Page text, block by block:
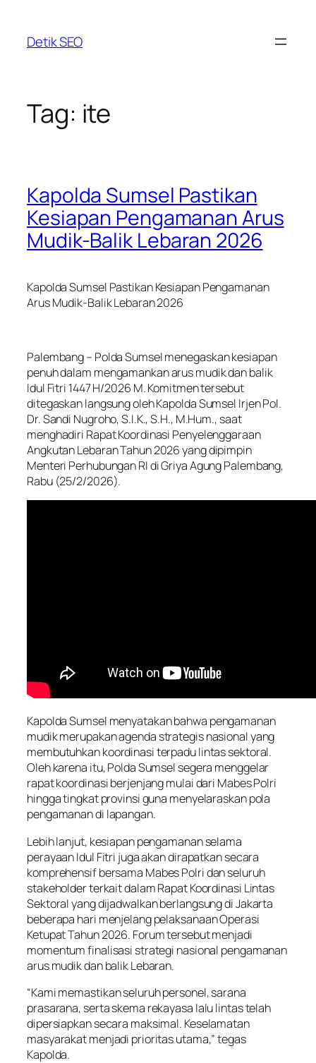
content
Detik SEO
Tag: ite
Kapolda Sumsel Pastikan
Kesiapan Pengamanan Arus
Mudik-Balik Lebaran 2026
Kapolda Sumsel Pastikan Kesiapan Pengamanan
Arus Mudik-Balik Lebaran 2026
Palembang – Polda Sumsel menegaskan kesiapan
penuh dalam mengamankan arus mudik dan balik
Idul Fitri 1447 H/2026 M. Komitmen tersebut
ditegaskan langsung oleh Kapolda Sumsel Irjen Pol.
Dr. Sandi Nugroho, S.I.K., S.H., M.Hum., saat
menghadiri Rapat Koordinasi Penyelenggaraan
Angkutan Lebaran Tahun 2026 yang dipimpin
Menteri Perhubungan RI di Griya Agung Palembang,
Rabu (25/2/2026).
Kapolda Sumsel menyatakan bahwa pengamanan
mudik merupakan agenda strategis nasional yang
membutuhkan koordinasi terpadu lintas sektoral.
Oleh karena itu, Polda Sumsel segera menggelar
rapat koordinasi berjenjang mulai dari Mabes Polri
hingga tingkat provinsi guna menyelaraskan pola
pengamanan di lapangan.
Lebih lanjut, kesiapan pengamanan selama
perayaan Idul Fitri juga akan dirapatkan secara
komprehensif bersama Mabes Polri dan seluruh
stakeholder terkait dalam Rapat Koordinasi Lintas
Sektoral yang dijadwalkan berlangsung di Jakarta
beberapa hari menjelang pelaksanaan Operasi
Ketupat Tahun 2026. Forum tersebut menjadi
momentum finalisasi strategi nasional pengamanan
arus mudik dan balik Lebaran.
“Kami memastikan seluruh personel, sarana
prasarana, serta skema rekayasa lalu lintas telah
dipersiapkan secara maksimal. Keselamatan
masyarakat menjadi prioritas utama,” tegas
Kapolda.